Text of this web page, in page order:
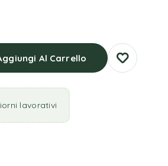
Al Carrello
lavorativi